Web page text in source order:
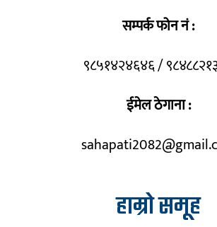
सम्पर्क फोन नं :
९८५१४२४६४६ /
ईमेल ठेगाना :
हाम्रो समूह